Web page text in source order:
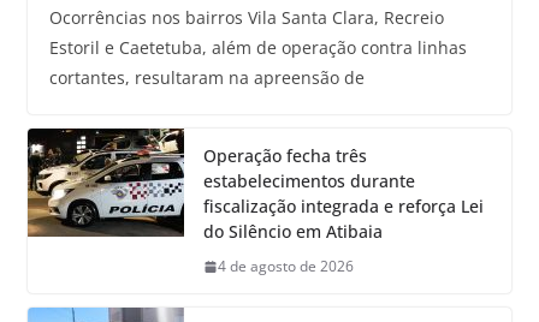
Ocorrências nos bairros Vila Santa Clara, Recreio
Estoril e Caetetuba, além de operação contra linhas
cortantes, resultaram na apreensão de
Operação fecha três
estabelecimentos durante
fiscalização integrada e reforça Lei
do Silêncio em Atibaia
4 de agosto de 2026